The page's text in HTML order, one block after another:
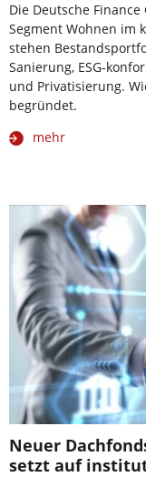
Die Deutsche
Segment Wohnen im
stehen
Sanierung, ESG-
und Privatisierung.
begründet.
mehr
Neuer
setzt auf